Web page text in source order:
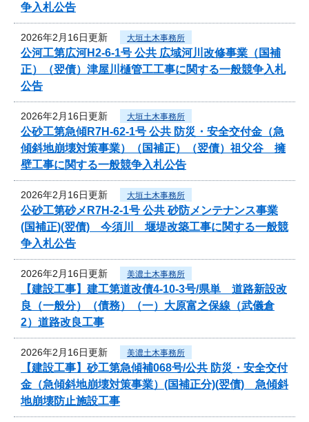
争入札公告
2026年2月16日更新 大垣土木事務所
公河工第広河H2-6-1号 公共 広域河川改修事業（国補
正）（翌債）津屋川樋管工工事に関する一般競争入札
公告
2026年2月16日更新 大垣土木事務所
公砂工第急傾R7H-62-1号 公共 防災・安全交付金（急
傾斜地崩壊対策事業）（国補正）（翌債）祖父谷 擁
壁工事に関する一般競争入札公告
2026年2月16日更新 大垣土木事務所
公砂工第砂メR7H-2-1号 公共 砂防メンテナンス事業
(国補正)(翌債) 今須川 堰堤改築工事に関する一般競
争入札公告
2026年2月16日更新 美濃土木事務所
【建設工事】建工第道改債4-10-3号/県単 道路新設改
良（一般分）（債務）（一）大原富之保線（武儀倉
2）道路改良工事
2026年2月16日更新 美濃土木事務所
【建設工事】砂工第急傾補068号/公共 防災・安全交付
金（急傾斜地崩壊対策事業）(国補正分)(翌債) 急傾斜
地崩壊防止施設工事